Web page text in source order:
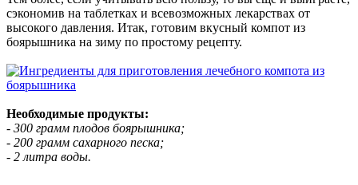
сэкономив на таблетках и всевозможных лекарствах от
высокого давления. Итак, готовим вкусный компот из
боярышника на зиму по простому рецепту.
Необходимые продукты:
- 300 грамм плодов боярышника;
- 200 грамм сахарного песка;
- 2 литра воды.